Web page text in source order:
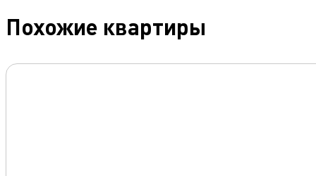
Похожие квартиры